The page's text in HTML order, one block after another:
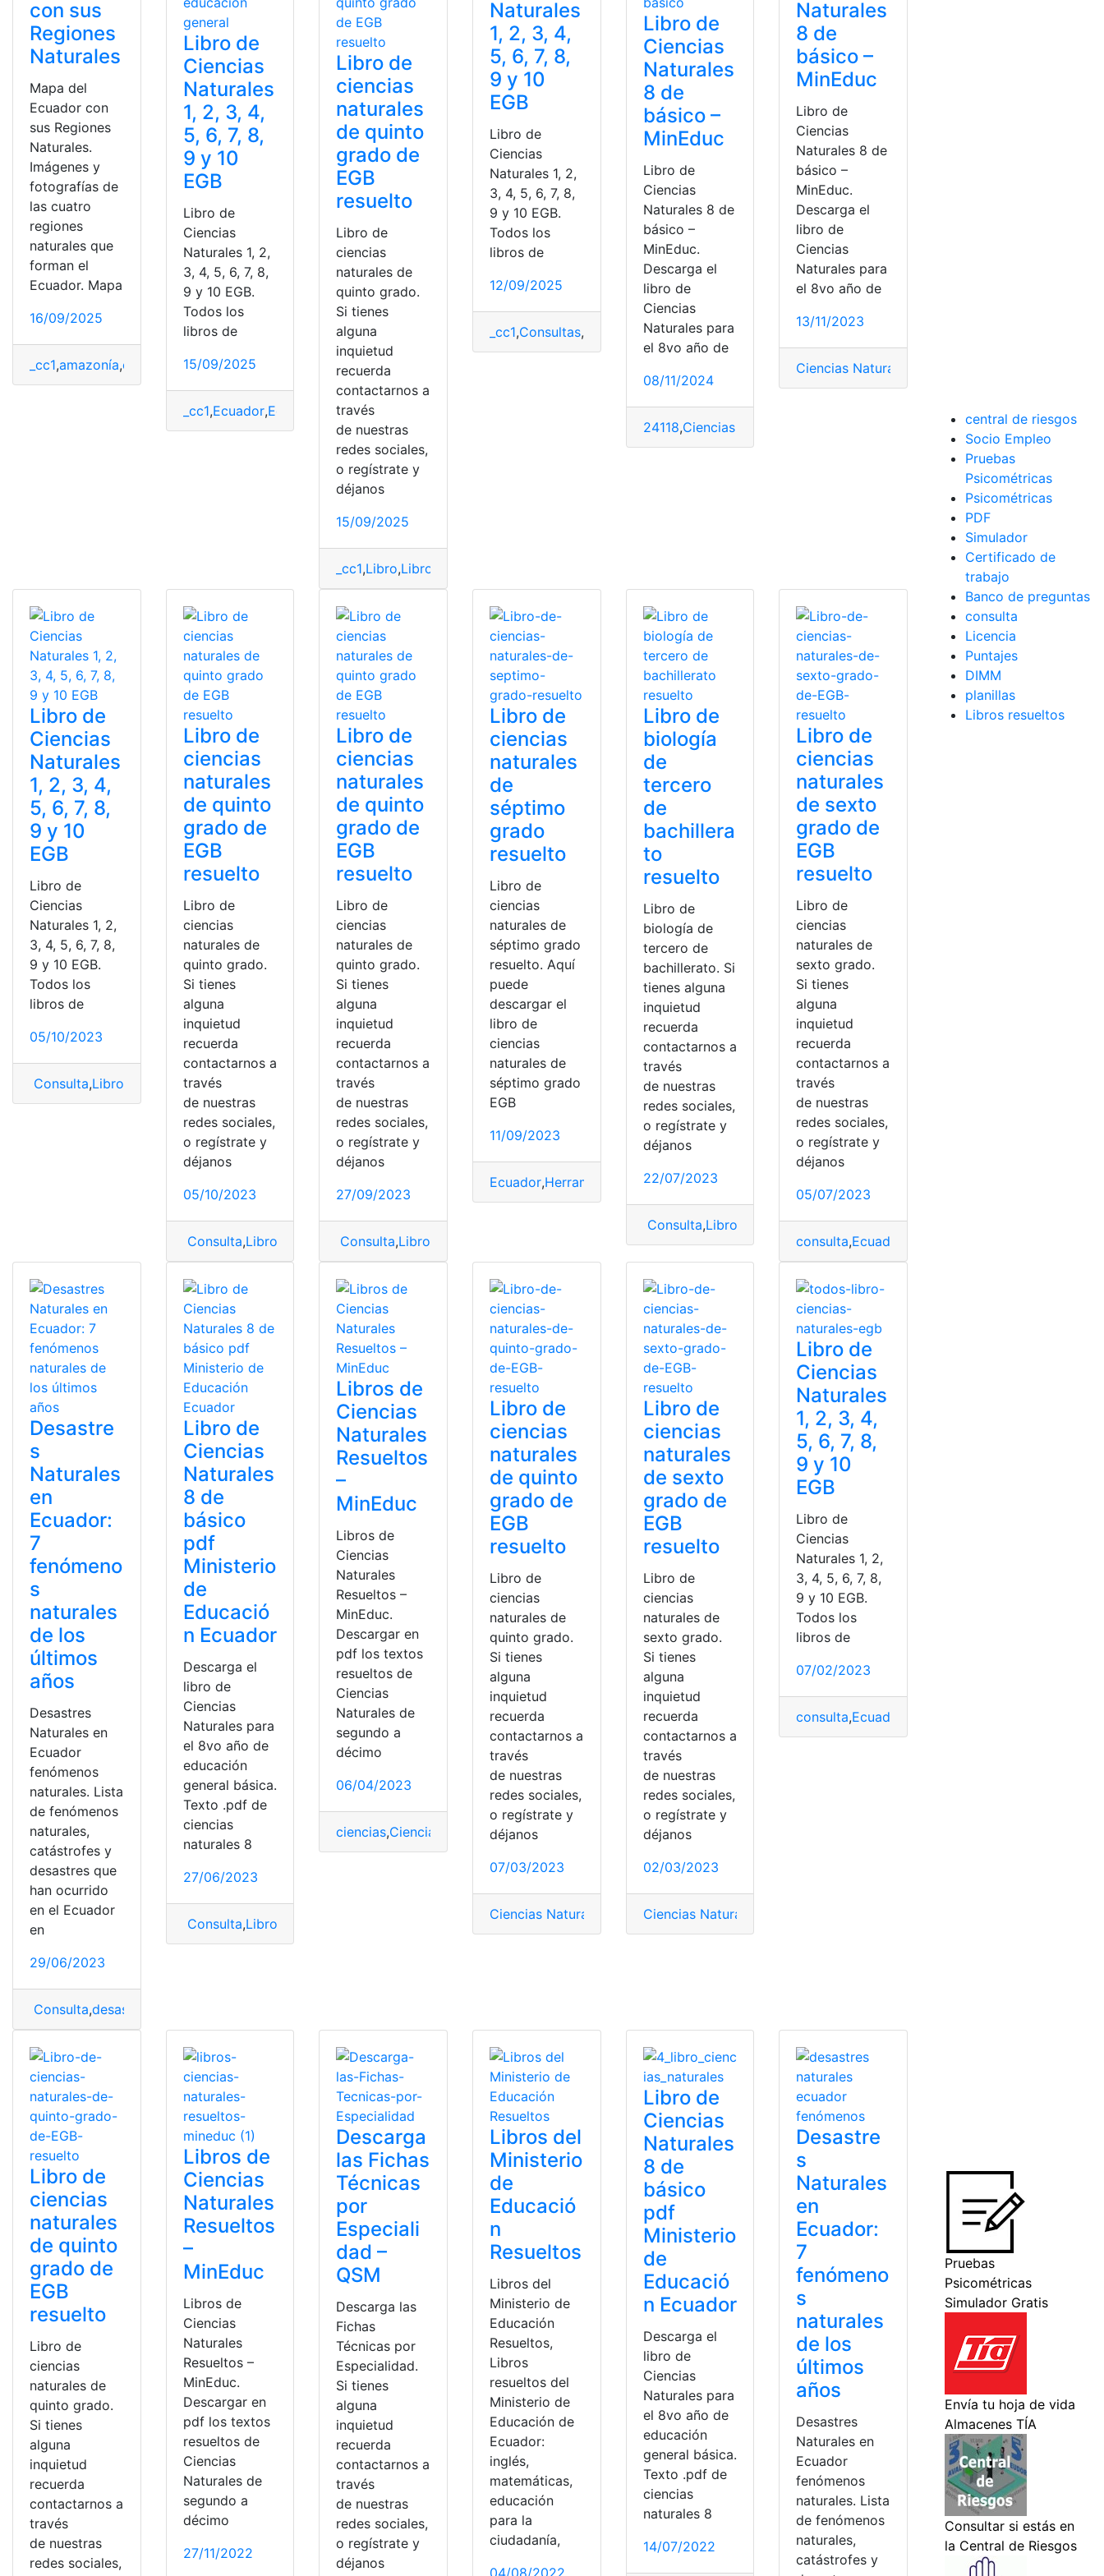
con sus
Regiones
Naturales
Mapa del
Ecuador con
sus Regiones
Naturales.
Imágenes y
fotografías de
las cuatro
regiones
naturales que
forman el
Ecuador. Mapa
16/09/2025
_cc1,amazonía,costa costa - galápagos Mapas,naturales
Libro de
Ciencias
Naturales
1, 2, 3, 4,
5, 6, 7, 8,
9 y 10
EGB
Libro de
Ciencias
Naturales 1, 2,
3, 4, 5, 6, 7, 8,
9 y 10 EGB.
Todos los
libros de
15/09/2025
_cc1,Ecuador,Educación Libros resueltos
Libro de
ciencias
naturales
de quinto
grado de
EGB
resuelto
Libro de
ciencias
naturales de
quinto grado.
Si tienes
alguna
inquietud
recuerda
contactarnos a
través
de nuestras
redes sociales,
o regístrate y
déjanos
15/09/2025
_cc1,Libro,Libro de Ciencias Naturales
Naturales
1, 2, 3, 4,
5, 6, 7, 8,
9 y 10
EGB
Libro de
Ciencias
Naturales 1, 2,
3, 4, 5, 6, 7, 8,
9 y 10 EGB.
Todos los
libros de
12/09/2025
_cc1,Consultas, Educación Libros Libros resueltos Ministerio de Educación
Libro de
Ciencias
Naturales
8 de
básico –
MinEduc
Libro de
Ciencias
Naturales 8 de
básico –
MinEduc.
Descarga el
libro de
Ciencias
Naturales para
el 8vo año de
08/11/2024
24118,Ciencias Naturales Libro de Ciencias Naturales Libros,
Naturales
8 de
básico –
MinEduc
Libro de
Ciencias
Naturales 8 de
básico –
MinEduc.
Descarga el
libro de
Ciencias
Naturales para
el 8vo año de
13/11/2023
Ciencias Naturales
Libro de
Ciencias
Naturales
1, 2, 3, 4,
5, 6, 7, 8,
9 y 10
EGB
Libro de
Ciencias
Naturales 1, 2,
3, 4, 5, 6, 7, 8,
9 y 10 EGB.
Todos los
libros de
05/10/2023
Consulta,Libro Libro de Ciencias Naturales ministerio,Ministerio de Educación
Libro de
ciencias
naturales
de quinto
grado de
EGB
resuelto
Libro de
ciencias
naturales de
quinto grado.
Si tienes
alguna
inquietud
recuerda
contactarnos a
través
de nuestras
redes sociales,
o regístrate y
déjanos
05/10/2023
Consulta,Libro Libro de Ciencias Naturales
Libro de
ciencias
naturales
de quinto
grado de
EGB
resuelto
Libro de
ciencias
naturales de
quinto grado.
Si tienes
alguna
inquietud
recuerda
contactarnos a
través
de nuestras
redes sociales,
o regístrate y
déjanos
27/09/2023
Consulta,Libro Libro resuelto,Resuelto
Libro de
ciencias
naturales
de
séptimo
grado
resuelto
Libro de
ciencias
naturales de
séptimo grado
resuelto. Aquí
puede
descargar el
libro de
ciencias
naturales de
séptimo grado
EGB
11/09/2023
Ecuador,Herramientas Ecuador,News
Libro de
biología
de
tercero
de
bachillera
to
resuelto
Libro de
biología de
tercero de
bachillerato. Si
tienes alguna
inquietud
recuerda
contactarnos a
través
de nuestras
redes sociales,
o regístrate y
déjanos
22/07/2023
Consulta,Libro Libro de Biología,Libro resuelto
Libro de
ciencias
naturales
de sexto
grado de
EGB
resuelto
Libro de
ciencias
naturales de
sexto grado.
Si tienes
alguna
inquietud
recuerda
contactarnos a
través
de nuestras
redes sociales,
o regístrate y
déjanos
05/07/2023
consulta,Ecuador
Desastre
s
Naturales
en
Ecuador:
7
fenómeno
s
naturales
de los
últimos
años
Desastres
Naturales en
Ecuador
fenómenos
naturales. Lista
de fenómenos
naturales,
catástrofes y
desastres que
han ocurrido
en el Ecuador
en
29/06/2023
Consulta,desastres
Libro de
Ciencias
Naturales
8 de
básico
pdf
Ministerio
de
Educació
n Ecuador
Descarga el
libro de
Ciencias
Naturales para
el 8vo año de
educación
general básica.
Texto .pdf de
ciencias
naturales 8
27/06/2023
Consulta,Libro ministerio,Ministerio de Educación,PDF
Libros de
Ciencias
Naturales
Resueltos
–
MinEduc
Libros de
Ciencias
Naturales
Resueltos –
MinEduc.
Descargar en
pdf los textos
resueltos de
Ciencias
Naturales de
segundo a
décimo
06/04/2023
ciencias,Ciencias Naturales,Libros Libros de Ciencias Naturales Resueltos
Libro de
ciencias
naturales
de quinto
grado de
EGB
resuelto
Libro de
ciencias
naturales de
quinto grado.
Si tienes
alguna
inquietud
recuerda
contactarnos a
través
de nuestras
redes sociales,
o regístrate y
déjanos
07/03/2023
Ciencias Naturales Ecuador,Libro de Ciencias Naturales
Libro de
ciencias
naturales
de sexto
grado de
EGB
resuelto
Libro de
ciencias
naturales de
sexto grado.
Si tienes
alguna
inquietud
recuerda
contactarnos a
través
de nuestras
redes sociales,
o regístrate y
déjanos
02/03/2023
Ciencias Naturales
Libro de
Ciencias
Naturales
1, 2, 3, 4,
5, 6, 7, 8,
9 y 10
EGB
Libro de
Ciencias
Naturales 1, 2,
3, 4, 5, 6, 7, 8,
9 y 10 EGB.
Todos los
libros de
07/02/2023
consulta,Ecuador
Libro de
ciencias
naturales
de quinto
grado de
EGB
resuelto
Libro de
ciencias
naturales de
quinto grado.
Si tienes
alguna
inquietud
recuerda
contactarnos a
través
de nuestras
redes sociales,
Libros de
Ciencias
Naturales
Resueltos
–
MinEduc
Libros de
Ciencias
Naturales
Resueltos –
MinEduc.
Descargar en
pdf los textos
resueltos de
Ciencias
Naturales de
segundo a
décimo
27/11/2022
Descarga
las Fichas
Técnicas
por
Especiali
dad –
QSM
Descarga las
Fichas
Técnicas por
Especialidad.
Si tienes
alguna
inquietud
recuerda
contactarnos a
través
de nuestras
redes sociales,
o regístrate y
déjanos
Libros del
Ministerio
de
Educació
n
Resueltos
Libros del
Ministerio de
Educación
Resueltos,
Libros
resueltos del
Ministerio de
Educación de
Ecuador:
inglés,
matemáticas,
educación
para la
ciudadanía,
04/08/2022
Libro de
Ciencias
Naturales
8 de
básico
pdf
Ministerio
de
Educació
n Ecuador
Descarga el
libro de
Ciencias
Naturales para
el 8vo año de
educación
general básica.
Texto .pdf de
ciencias
naturales 8
14/07/2022
Desastre
s
Naturales
en
Ecuador:
7
fenómeno
s
naturales
de los
últimos
años
Desastres
Naturales en
Ecuador
fenómenos
naturales. Lista
de fenómenos
naturales,
catástrofes y
central de riesgos
Socio Empleo
Pruebas
Psicométricas
Psicométricas
PDF
Simulador
Certificado de
trabajo
Banco de preguntas
consulta
Licencia
Puntajes
DIMM
planillas
Libros resueltos